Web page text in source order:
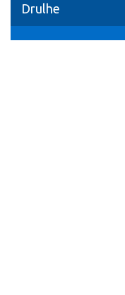
Drulhe